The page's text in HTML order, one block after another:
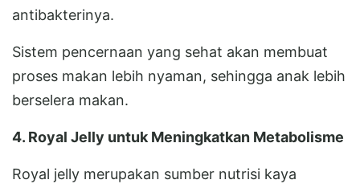
antibakterinya.
Sistem pencernaan yang sehat akan membuat
proses makan lebih nyaman, sehingga anak lebih
berselera makan.
4. Royal Jelly untuk Meningkatkan Metabolisme
Royal jelly merupakan sumber nutrisi kaya